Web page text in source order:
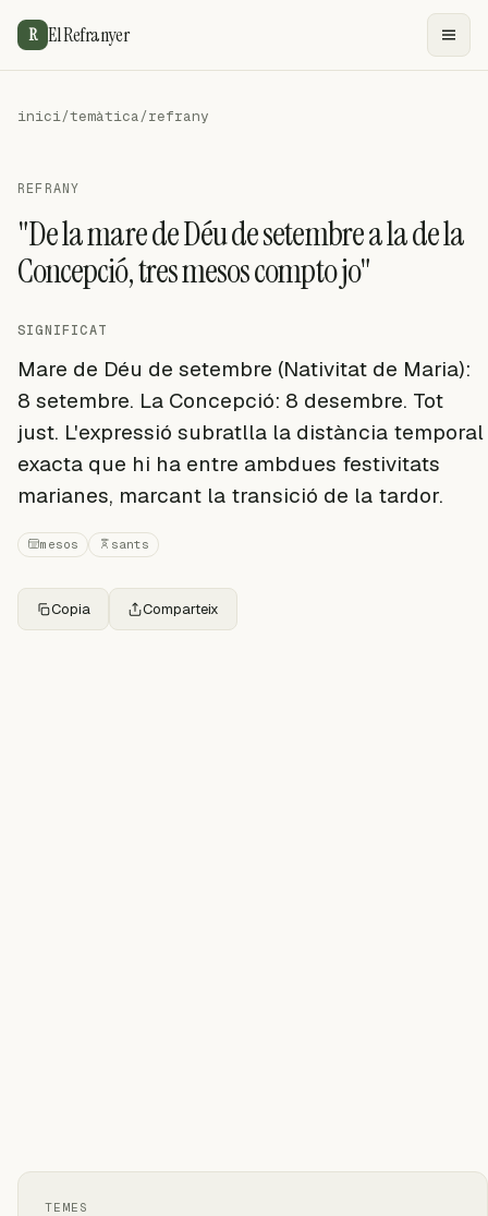
R El Refranyer
inici/temàtica/refrany
REFRANY
"De la mare de Déu de setembre a la de la
Concepció, tres mesos compto jo"
SIGNIFICAT
Mare de Déu de setembre (Nativitat de Maria):
8 setembre. La Concepció: 8 desembre. Tot
just. L'expressió subratlla la distància temporal
exacta que hi ha entre ambdues festivitats
marianes, marcant la transició de la tardor.
mesos sants
Copia Comparteix
TEMES